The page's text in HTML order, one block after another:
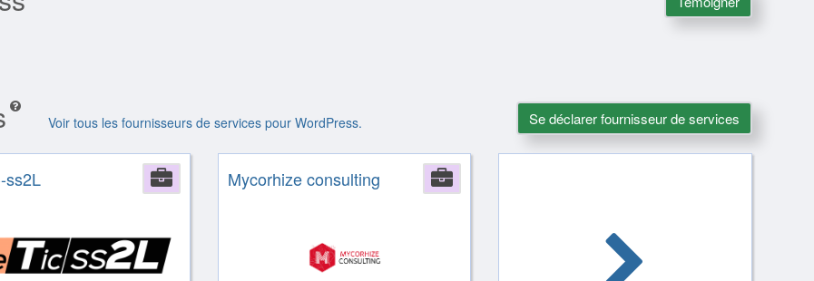
Voir tous les fournisseurs de services pour WordPress. Se déclarer fournisseur de services
Company
ss2L Company
Mycorhize consulting